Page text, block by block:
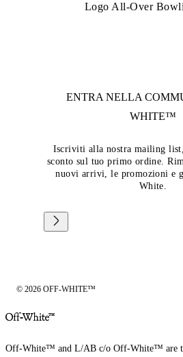
Logo All-Over
ENTRA NELLA
WHITE™
Iscriviti alla nostra mailing
sconto sul tuo primo ordine.
nuovi arrivi, le promozioni e
White.
© 2026 OFF-WHITE™
Off-White™ and L/AB c/o Off-White™ are